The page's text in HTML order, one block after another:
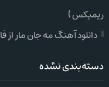
ریمیکس )
دانلود آهنگ مه جان مار
دسته‌بندی نشده